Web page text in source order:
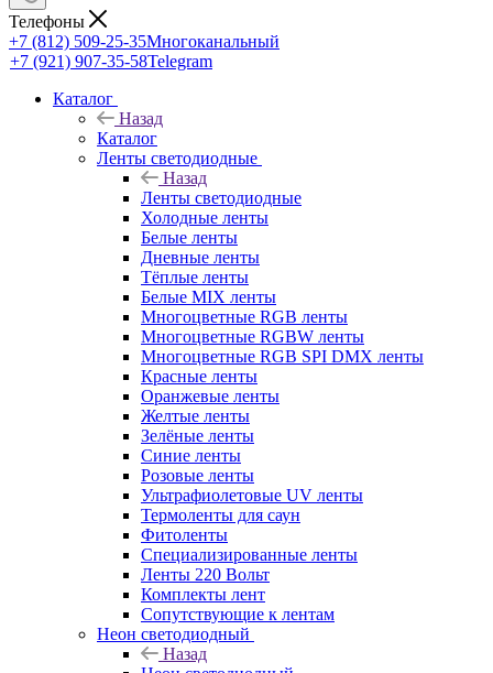
Телефоны
+7 (812) 509-25-35Многоканальный
+7 (921) 907-35-58Telegram
Каталог
Назад
Каталог
Ленты светодиодные
Назад
Ленты светодиодные
Холодные ленты
Белые ленты
Дневные ленты
Тёплые ленты
Белые MIX ленты
Многоцветные RGB ленты
Многоцветные RGBW ленты
Многоцветные RGB SPI DMX ленты
Красные ленты
Оранжевые ленты
Желтые ленты
Зелёные ленты
Синие ленты
Розовые ленты
Ультрафиолетовые UV ленты
Термоленты для саун
Фитоленты
Специализированные ленты
Ленты 220 Вольт
Комплекты лент
Сопутствующие к лентам
Неон светодиодный
Назад